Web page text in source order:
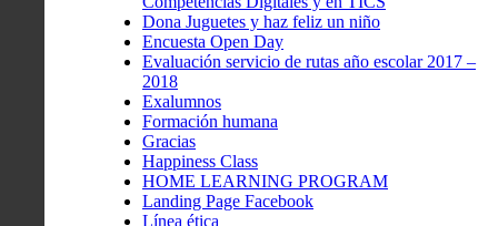
Dona Juguetes y haz feliz un niño
Encuesta Open Day
Evaluación servicio de rutas año escolar 2017 –
2018
Exalumnos
Formación humana
Gracias
Happiness Class
HOME LEARNING PROGRAM
Landing Page Facebook
Línea ética